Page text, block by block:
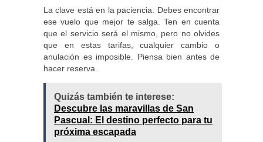
La clave está en la paciencia. Debes encontrar
ese vuelo que mejor te salga. Ten en cuenta
que el servicio será el mismo, pero no olvides
que en estas tarifas, cualquier cambio o
anulación es imposible. Piensa bien antes de
hacer reserva.
Quizás también te interese:
Descubre las maravillas de San
Pascual: El destino perfecto para tu
próxima escapada